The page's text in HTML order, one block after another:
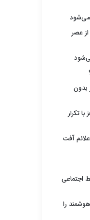
می‌شود
عصر
بدون
تکرار
آفت
اجتماعی
را